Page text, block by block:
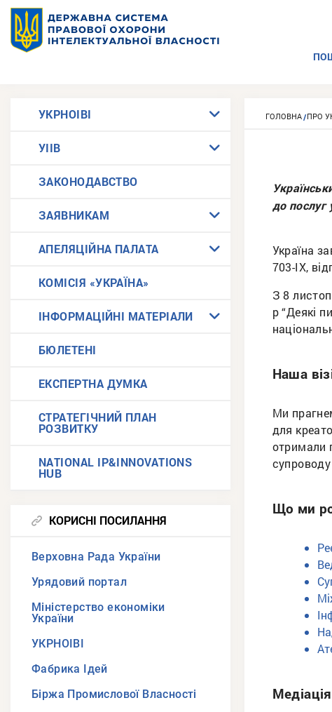
УКРНОІВІ
УІІВ
ЗАКОНОДАВСТВО
ЗАЯВНИКАМ
АПЕЛЯЦІЙНА ПАЛАТА
КОМІСІЯ «УКРАЇНА»
ІНФОРМАЦІЙНІ МАТЕРІАЛИ
БЮЛЕТЕНІ
ЕКСПЕРТНА ДУМКА
СТРАТЕГІЧНИЙ ПЛАН
РОЗВИТКУ
NATIONAL IP&INNOVATIONS
HUB
КОРИСНІ ПОСИЛАННЯ
Верховна Рада України
Урядовий портал
Міністерство економіки
України
УКРНОІВІ
Фабрика Ідей
Біржа Промислової Власності
ГОЛОВНА ПРО
до послуг
Україна
703-IX,
З 8
р “Деякі
Наша
Ми
для
отримали
супроводу
Що ми
Медіація